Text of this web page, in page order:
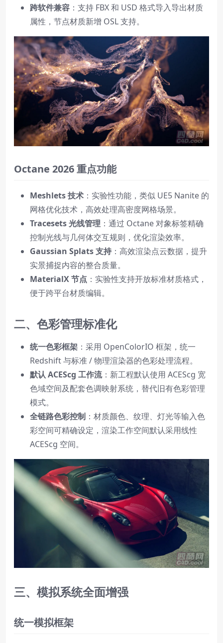
跨软件兼容 ：支持 FBX 和 USD 格式导入导出材质
属性，节点材质新增 OSL 支持。
Octane 2026 重点功能
Meshlets 技术 ：实验性功能，类似 UE5 Nanite 的
网格优化技术，高效处理高密度网格场景。
Tracesets 光线管理 ：通过 Octane 对象标签精确
控制光线与几何体交互规则，优化渲染效率。
Gaussian Splats 支持 ：高效渲染点云数据，提升
实景捕捉内容的整合质量。
MaterialX 节点 ：实验性支持开放标准材质格式，
便于跨平台材质编辑。
二、色彩管理标准化
统一色彩框架 ：采用 OpenColorIO 框架，统一
Redshift 与标准 / 物理渲染器的色彩处理流程。
默认 ACEScg 工作流：新工程默认使用 ACEScg 宽
色域空间及配套色调映射系统，替代旧有色彩管理
模式。
全链路色彩控制 ：材质颜色、纹理、灯光等输入色
彩空间可精确设定，渲染工作空间默认采用线性
ACEScg 空间。
三、模拟系统全面增强
统一模拟框架